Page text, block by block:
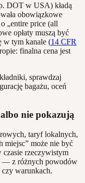
DOT w USA) kładą
obowiązkowe
„entire price (all
opłaty muszą być
w tym kanale (14 CFR
finalna cena jest
sprawdzaj
bagażu, oceń
nie pokazują
taryf lokalnych,
miejsc” może nie być
czasie rzeczywistym
— z różnych powodów
warunkach.